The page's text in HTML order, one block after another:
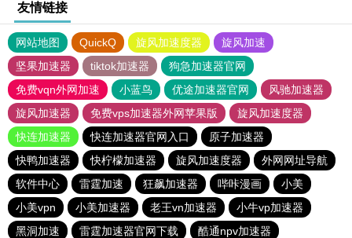
友情链接
网站地图 QuickQ 旋风加速度器
旋风加速
坚果加速器
tiktok加速器
狗急加速器官网
免费vqn外网加速
小蓝鸟 优途加速器官网
风驰加速器
旋风加速器
免费vps加速器外网苹果版
旋风加速度器
快连加速器
快连加速器官网入口
原子加速器
快鸭加速器
快柠檬加速器 旋风加速度器
外网网址导航
软件中心
雷霆加速 狂飙加速器 哔咔漫画
小美
小美vpn
小美加速器 老王vn加速器
小牛vp加速器
黑洞加速
雷霆加速器官网下载
酷通npv加速器